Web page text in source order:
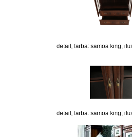
detail, farba: samoa king,
detail, farba: samoa king,